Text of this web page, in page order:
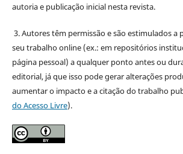
autoria e publicação inicial nesta revista.
3. Autores têm permissão e são estimulados a
seu trabalho online (ex.: em repositórios
página pessoal) a qualquer ponto antes ou
editorial, já que isso pode gerar alterações
aumentar o impacto e a citação do trabalho
do Acesso Livre).